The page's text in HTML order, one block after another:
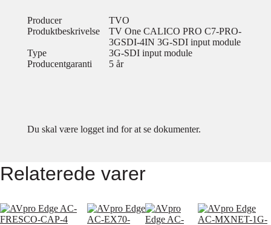
Producer
TVO
Produktbeskrivelse
TV One CALICO PRO C7-PRO-
3GSDI-4IN 3G-SDI input module
Type
3G-SDI input module
Producentgaranti
5 år
Du skal være logget ind for at se dokumenter.
Relaterede varer